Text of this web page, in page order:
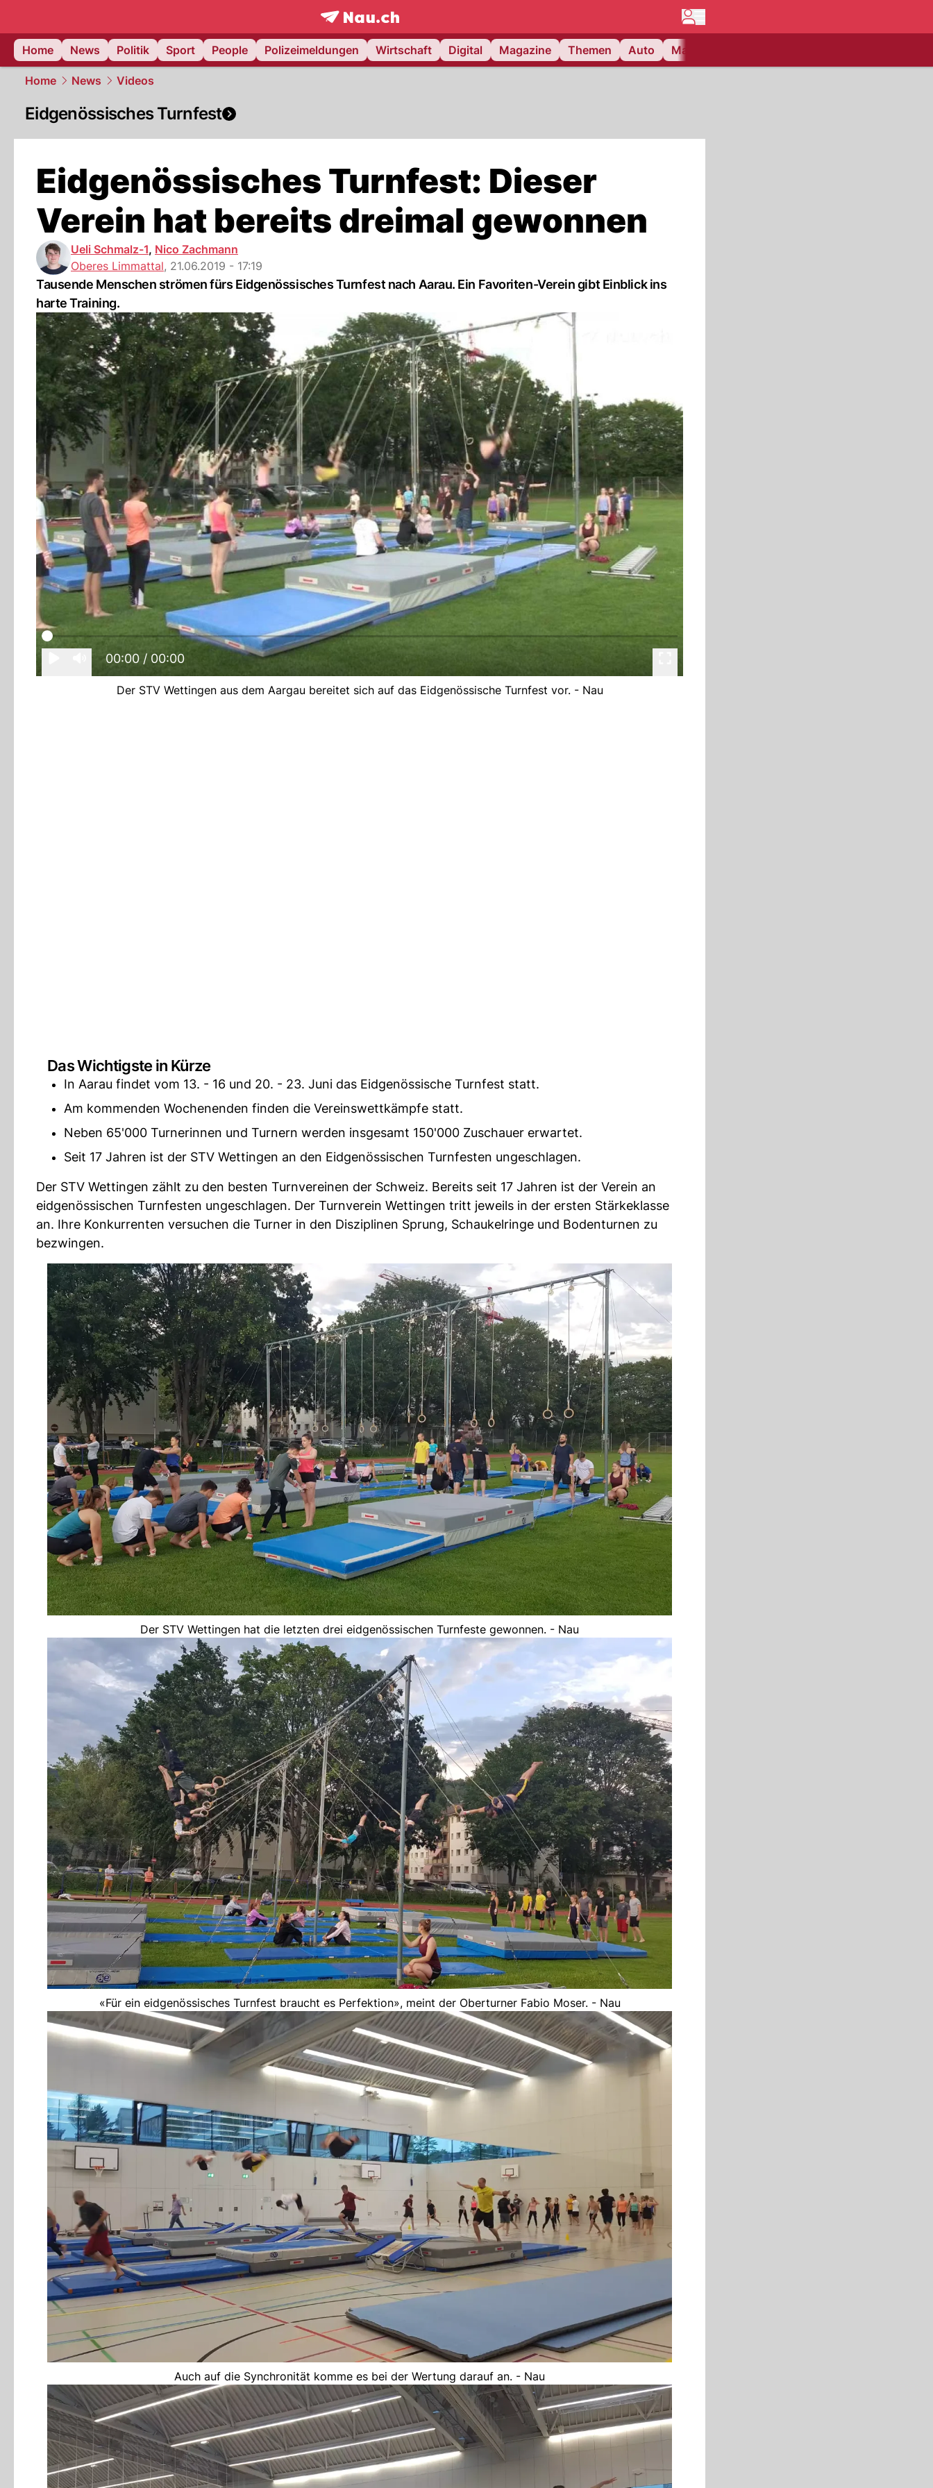
frontpage.NAU.ch
Home
News Politik Sport People Polizeimeldungen Wirtschaft Digital Magazine Themen Auto Matchcenter
Home News Videos
Eidgenössisches Turnfest
Eidgenössisches Turnfest: Dieser
Verein hat bereits dreimal gewonnen
Ueli Schmalz-1, Nico Zachmann
Oberes Limmattal, 21.06.2019 - 17:19
Tausende Menschen strömen fürs Eidgenössisches Turnfest nach Aarau. Ein Favoriten-Verein gibt Einblick ins
harte Training.
00:00 / 00:00
Der STV Wettingen aus dem Aargau bereitet sich auf das Eidgenössische Turnfest vor. - Nau
Das Wichtigste in Kürze
In Aarau findet vom 13. - 16 und 20. - 23. Juni das Eidgenössische Turnfest statt.
Am kommenden Wochenenden finden die Vereinswettkämpfe statt.
Neben 65'000 Turnerinnen und Turnern werden insgesamt 150'000 Zuschauer erwartet.
Seit 17 Jahren ist der STV Wettingen an den Eidgenössischen Turnfesten ungeschlagen.
Der STV Wettingen zählt zu den besten Turnvereinen der Schweiz. Bereits seit 17 Jahren ist der Verein an
eidgenössischen Turnfesten ungeschlagen. Der Turnverein Wettingen tritt jeweils in der ersten Stärkeklasse
an. Ihre Konkurrenten versuchen die Turner in den Disziplinen Sprung, Schaukelringe und Bodenturnen zu
bezwingen.
Der STV Wettingen hat die letzten drei eidgenössischen Turnfeste gewonnen. - Nau
«Für ein eidgenössisches Turnfest braucht es Perfektion», meint der Oberturner Fabio Moser. - Nau
Auch auf die Synchronität komme es bei der Wertung darauf an. - Nau